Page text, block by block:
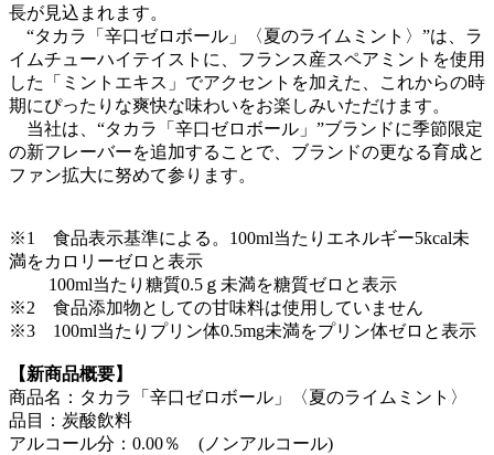
長が見込まれます。
“タカラ「辛口ゼロボール」〈夏のライムミント〉”は、ラ
イムチューハイテイストに、フランス産スペアミントを使用
した「ミントエキス」でアクセントを加えた、これからの時
期にぴったりな爽快な味わいをお楽しみいただけます。
当社は、“タカラ「辛口ゼロボール」”ブランドに季節限定
の新フレーバーを追加することで、ブランドの更なる育成と
ファン拡大に努めて参ります。
※1 食品表示基準による。100ml当たりエネルギー5kcal未
満をカロリーゼロと表示
100ml当たり糖質0.5ｇ未満を糖質ゼロと表示
※2 食品添加物としての甘味料は使用していません
※3 100ml当たりプリン体0.5mg未満をプリン体ゼロと表示
【新商品概要】
商品名：タカラ「辛口ゼロボール」〈夏のライムミント〉
品目：炭酸飲料
アルコール分：0.00％ (ノンアルコール)